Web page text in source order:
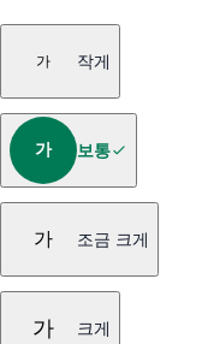
가 작게
가 보통
가 조금 크게
가 크게